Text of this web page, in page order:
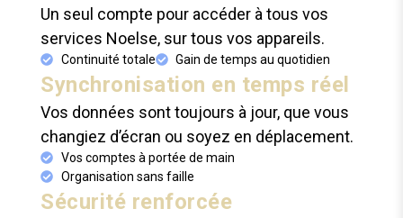
Un seul compte pour accéder à tous vos
services Noelse, sur tous vos appareils.
Continuité totale Gain de temps au quotidien
Synchronisation en temps réel
Vos données sont toujours à jour, que vous
changiez d’écran ou soyez en déplacement.
Vos comptes à portée de main
Organisation sans faille
Sécurité renforcée